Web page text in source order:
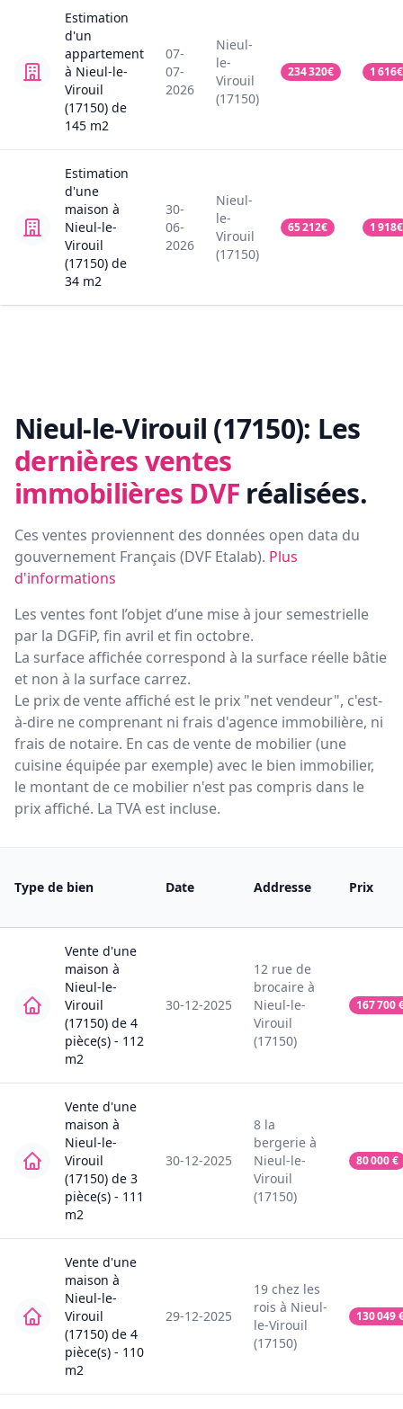
Estimation
d'un
appartement
à Nieul-le-
Virouil
(17150) de
145 m2
07-
07-
2026
Nieul-
le-
Virouil
(17150)
234 320€ 1 616€
Estimation
d'une
maison à
Nieul-le-
Virouil
(17150) de
34 m2
30-
06-
2026
Nieul-
le-
Virouil
(17150)
65 212€ 1 918€
Nieul-le-Virouil (17150): Les
dernières ventes
immobilières DVF réalisées.
Ces ventes proviennent des données open data du
gouvernement Français (DVF Etalab). Plus
d'informations
Les ventes font l’objet d’une mise à jour semestrielle
par la DGFiP, fin avril et fin octobre.
La surface affichée correspond à la surface réelle bâtie
et non à la surface carrez.
Le prix de vente affiché est le prix "net vendeur", c'est-
à-dire ne comprenant ni frais d'agence immobilière, ni
frais de notaire. En cas de vente de mobilier (une
cuisine équipée par exemple) avec le bien immobilier,
le montant de ce mobilier n'est pas compris dans le
prix affiché. La TVA est incluse.
Type de bien Date Addresse Prix
Vente d'une
maison à
Nieul-le-
Virouil
(17150) de 4
pièce(s) - 112
m2
30-12-2025
12 rue de
brocaire à
Nieul-le-
Virouil
(17150)
167 700
Vente d'une
maison à
Nieul-le-
Virouil
(17150) de 3
pièce(s) - 111
m2
30-12-2025
8 la
bergerie à
Nieul-le-
Virouil
(17150)
80 000€
Vente d'une
maison à
Nieul-le-
Virouil
(17150) de 4
pièce(s) - 110
m2
29-12-2025
19 chez les
rois à Nieul-
le-Virouil
(17150)
130 049